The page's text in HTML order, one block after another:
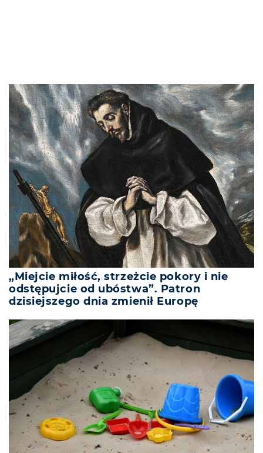
„Miejcie miłość, strzeżcie pokory i nie
odstępujcie od ubóstwa”. Patron
dzisiejszego dnia zmienił Europę